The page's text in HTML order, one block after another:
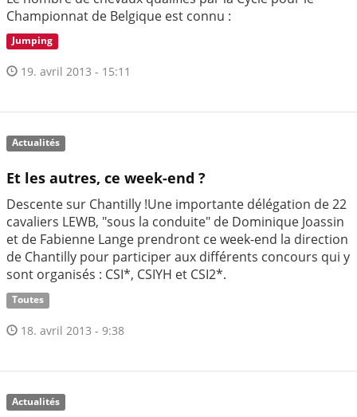
Championnat de Belgique est connu :
Jumping
19. avril 2013 - 15:11
Actualités
Et les autres, ce week-end ?
Descente sur Chantilly !Une importante délégation de 22
cavaliers LEWB, "sous la conduite" de Dominique Joassin
et de Fabienne Lange prendront ce week-end la direction
de Chantilly pour participer aux différents concours qui y
sont organisés : CSI*, CSIYH et CSI2*.
Toutes
18. avril 2013 - 9:38
Actualités